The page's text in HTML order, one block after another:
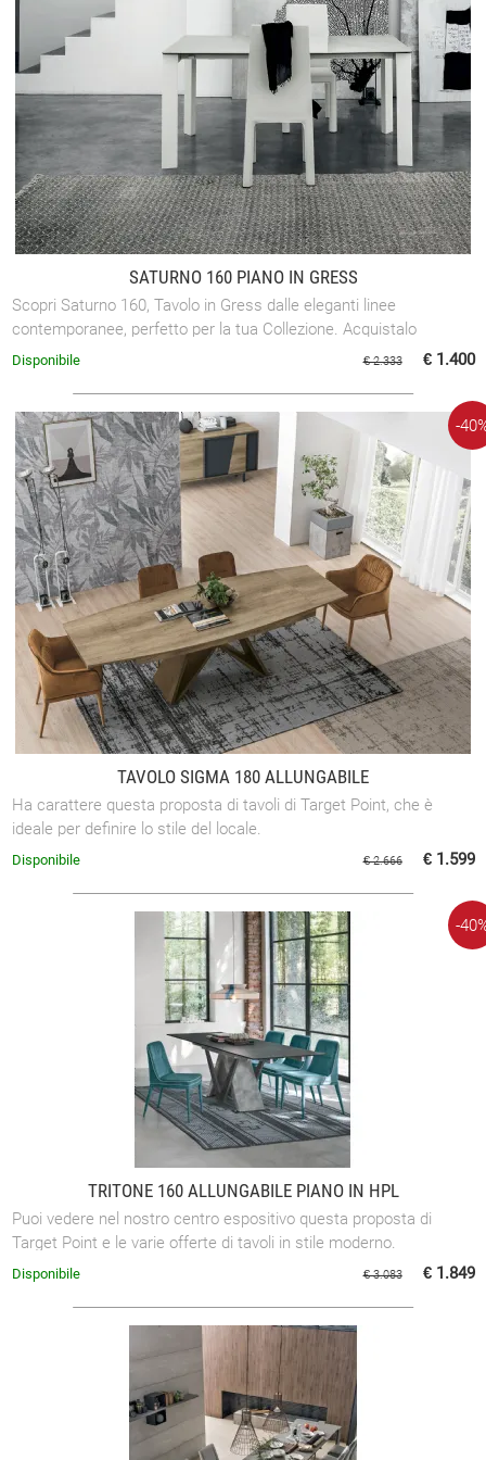
SATURNO 160 PIANO IN GRESS
Scopri Saturno 160, Tavolo in Gress dalle eleganti linee
contemporanee, perfetto per la tua Collezione. Acquistalo
adesso!
€ 2.333 € 1.400
Disponibile
TAVOLO SIGMA 180 ALLUNGABILE
Ha carattere questa proposta di tavoli di Target Point, che è
ideale per definire lo stile del locale.
-
€ 2.666 € 1.599
Disponibile
TRITONE 160 ALLUNGABILE PIANO IN HPL
Puoi vedere nel nostro centro espositivo questa proposta di
Target Point e le varie offerte di tavoli in stile moderno.
-
€ 3.083 € 1.849
Disponibile